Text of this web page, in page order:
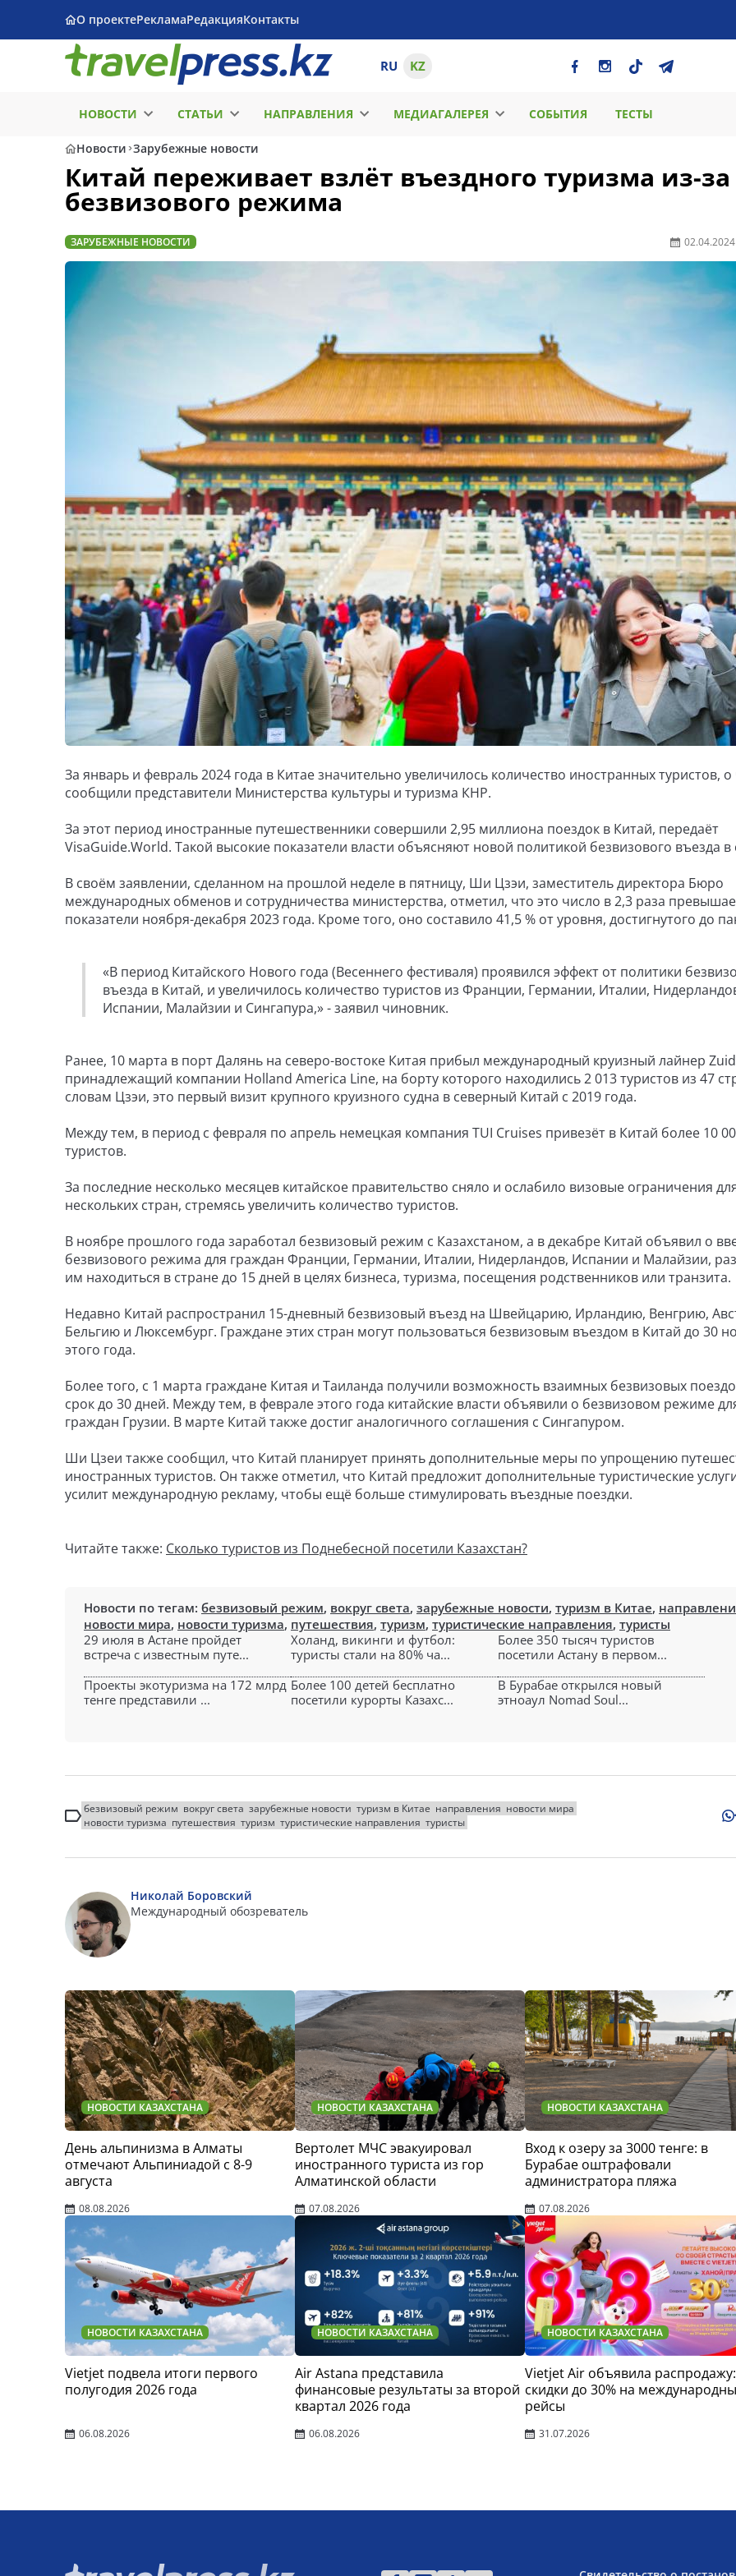
О проектеРекламаРедакцияКонтакты
RU KZ
НОВОСТИ СТАТЬИ НАПРАВЛЕНИЯ МЕДИАГАЛЕРЕЯ СОБЫТИЯ ТЕСТЫ
Новости Зарубежные новости
Китай переживает взлёт въездного туризма из-за
безвизового режима
ЗАРУБЕЖНЫЕ НОВОСТИ 02.04.2024
За январь и февраль 2024 года в Китае значительно увеличилось количество иностранных туристов,
сообщили представители Министерства культуры и туризма КНР.
За этот период иностранные путешественники совершили 2,95 миллиона поездок в Китай, передаёт
VisaGuide.World. Такой высокие показатели власти объясняют новой политикой безвизового въезда в
В своём заявлении, сделанном на прошлой неделе в пятницу, Ши Цзэи, заместитель директора Бюро
международных обменов и сотрудничества министерства, отметил, что это число в 2,3 раза
показатели ноября-декабря 2023 года. Кроме того, оно составило 41,5 % от уровня, достигнутого до
«В период Китайского Нового года (Весеннего фестиваля) проявился эффект от политики
въезда в Китай, и увеличилось количество туристов из Франции, Германии, Италии,
Испании, Малайзии и Сингапура,» - заявил чиновник.
Ранее, 10 марта в порт Далянь на северо-востоке Китая прибыл международный круизный лайнер
принадлежащий компании Holland America Line, на борту которого находились 2 013 туристов из 47
словам Цзэи, это первый визит крупного круизного судна в северный Китай с 2019 года.
Между тем, в период с февраля по апрель немецкая компания TUI Cruises привезёт в Китай более 10
туристов.
За последние несколько месяцев китайское правительство сняло и ослабило визовые ограничения
нескольких стран, стремясь увеличить количество туристов.
В ноябре прошлого года заработал безвизовый режим с Казахстаном, а в декабре Китай объявил о
безвизового режима для граждан Франции, Германии, Италии, Нидерландов, Испании и Малайзии,
им находиться в стране до 15 дней в целях бизнеса, туризма, посещения родственников или транзита.
Недавно Китай распространил 15-дневный безвизовый въезд на Швейцарию, Ирландию, Венгрию,
Бельгию и Люксембург. Граждане этих стран могут пользоваться безвизовым въездом в Китай до 30
этого года.
Более того, с 1 марта граждане Китая и Таиланда получили возможность взаимных безвизовых
срок до 30 дней. Между тем, в феврале этого года китайские власти объявили о безвизовом режиме
граждан Грузии. В марте Китай также достиг аналогичного соглашения с Сингапуром.
Ши Цзеи также сообщил, что Китай планирует принять дополнительные меры по упрощению
иностранных туристов. Он также отметил, что Китай предложит дополнительные туристические
усилит международную рекламу, чтобы ещё больше стимулировать въездные поездки.
Читайте также: Сколько туристов из Поднебесной посетили Казахстан?
Новости по тегам: безвизовый режим, вокруг света, зарубежные новости, туризм в Китае,
новости мира, новости туризма, путешествия, туризм, туристические направления, туристы
29 июля в Астане пройдет
встреча с известным путе...
Холанд, викинги и футбол:
туристы стали на 80% ча...
Более 350 тысяч туристов
посетили Астану в первом...
Проекты экотуризма на 172 млрд
тенге представили ...
Более 100 детей бесплатно
посетили курорты Казахс...
В Бурабае открылся новый
этноаул Nomad Soul...
безвизовый режим вокруг света зарубежные новости туризм в Китае направления новости мира
новости туризма путешествия туризм туристические направления туристы
Николай Боровский
Международный обозреватель
НОВОСТИ КАЗАХСТАНА
День альпинизма в Алматы
отмечают Альпиниадой с 8-9
августа
08.08.2026
НОВОСТИ КАЗАХСТАНА
Вертолет МЧС эвакуировал
иностранного туриста из гор
Алматинской области
07.08.2026
НОВОСТИ КАЗАХСТАНА
Вход к озеру за 3000 тенге: в
Бурабае оштрафовали
администратора пляжа
07.08.2026
НОВОСТИ КАЗАХСТАНА
Vietjet подвела итоги первого
полугодия 2026 года
06.08.2026
НОВОСТИ КАЗАХСТАНА
Air Astana представила
финансовые результаты за второй
квартал 2026 года
06.08.2026
НОВОСТИ КАЗАХСТАНА
Vietjet Air объявила распродажу:
скидки до 30% на
рейсы
31.07.2026